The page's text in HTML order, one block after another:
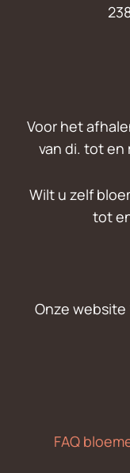
Voor het
van di. tot en
Wilt u zelf
tot
Onze website
FAQ